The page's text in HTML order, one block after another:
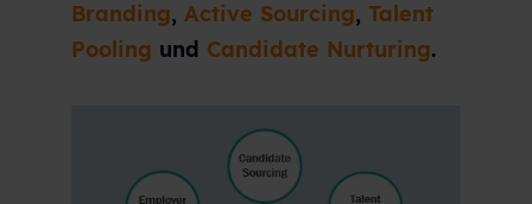
Branding, Active Sourcing, Talent
Pooling und Candidate Nurturing.